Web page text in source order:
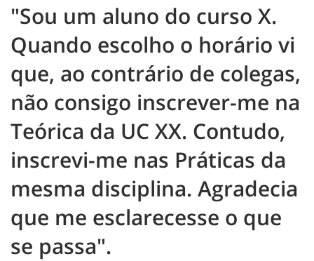
"Sou um aluno do curso X.
Quando escolho o horário vi
que, ao contrário de colegas,
não consigo inscrever-me na
Teórica da UC XX. Contudo,
inscrevi-me nas Práticas da
mesma disciplina. Agradecia
que me esclarecesse o que
se passa".